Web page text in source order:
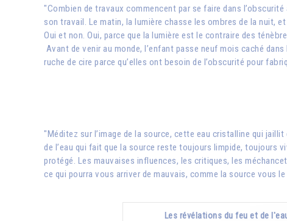
"Combien de travaux commencent par se faire dans
son travail. Le matin, la lumière chasse les ombres de la nuit,
Oui et non. Oui, parce que la lumière est le contraire des
Avant de venir au monde, l’enfant passe neuf mois caché
ruche de cire parce qu’elles ont besoin de l’obscurité pour
"Méditez sur l’image de la source, cette eau cristalline qui
de l’eau qui fait que la source reste toujours limpide, toujours
protégé. Les mauvaises influences, les critiques, les
ce qui pourra vous arriver de mauvais, comme la source vous
Les révélations du feu et de